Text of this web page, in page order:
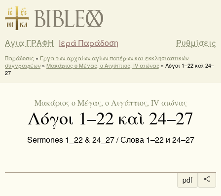
Αγια ΓΡΑΦΗ Ιερά Παράδοση Ρυθμίσεις
Παράδοσις » Έργα των αρχαίων αγίων πατέρων και εκκλησιαστικών
συγγραφέων » Μακάριος ο Μέγας, ο Αιγύπτιος, IV αιώνας » Λόγοι 1–22 καὶ 24–
27
Μακάριος ο Μέγας, ο Αιγύπτιος, IV αιώνας
Λόγοι 1–22 καὶ 24–27
Sermones 1_22 & 24_27 / Слова 1–22 и 24–27
pdf